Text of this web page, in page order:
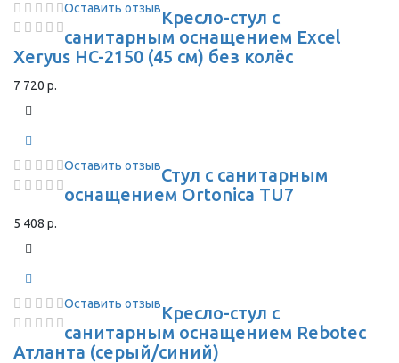
Оставить отзывКресло-стул с
санитарным оснащением Excel
Xeryus HC-2150 (45 см) без колёс
7 720 р.
Оставить отзывСтул с санитарным
оснащением Ortonica TU7
5 408 р.
Оставить отзывКресло-стул с
санитарным оснащением Rebotec
Атланта (серый/синий)